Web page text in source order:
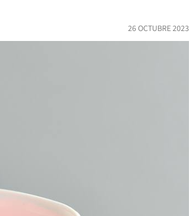
26 OCTUBRE 2023